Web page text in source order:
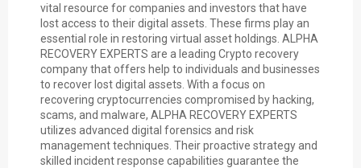
vital resource for companies and investors that have
lost access to their digital assets. These firms play an
essential role in restoring virtual asset holdings. ALPHA
RECOVERY EXPERTS are a leading Crypto recovery
company that offers help to individuals and businesses
to recover lost digital assets. With a focus on
recovering cryptocurrencies compromised by hacking,
scams, and malware, ALPHA RECOVERY EXPERTS
utilizes advanced digital forensics and risk
management techniques. Their proactive strategy and
skilled incident response capabilities guarantee the